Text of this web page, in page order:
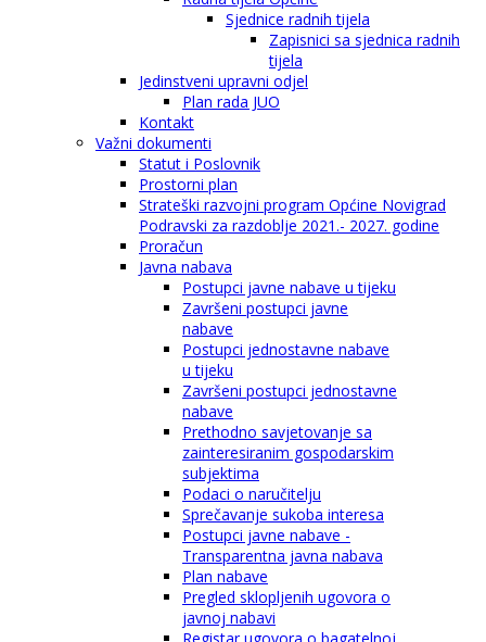
Sjednice radnih tijela
Zapisnici sa sjednica radnih
tijela
Jedinstveni upravni odjel
Plan rada JUO
Kontakt
Važni dokumenti
Statut i Poslovnik
Prostorni plan
Strateški razvojni program Općine Novigrad
Podravski za razdoblje 2021.- 2027. godine
Proračun
Javna nabava
Postupci javne nabave u tijeku
Završeni postupci javne
nabave
Postupci jednostavne nabave
u tijeku
Završeni postupci jednostavne
nabave
Prethodno savjetovanje sa
zainteresiranim gospodarskim
subjektima
Podaci o naručitelju
Sprečavanje sukoba interesa
Postupci javne nabave -
Transparentna javna nabava
Plan nabave
Pregled sklopljenih ugovora o
javnoj nabavi